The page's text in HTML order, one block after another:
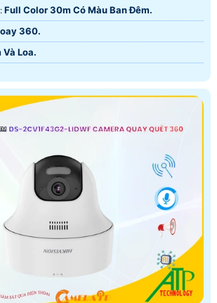
🔅 Giám sát Ban Đêm : Full Color 30m Có Màu Ban Ðêm.
360.
Và Loa.